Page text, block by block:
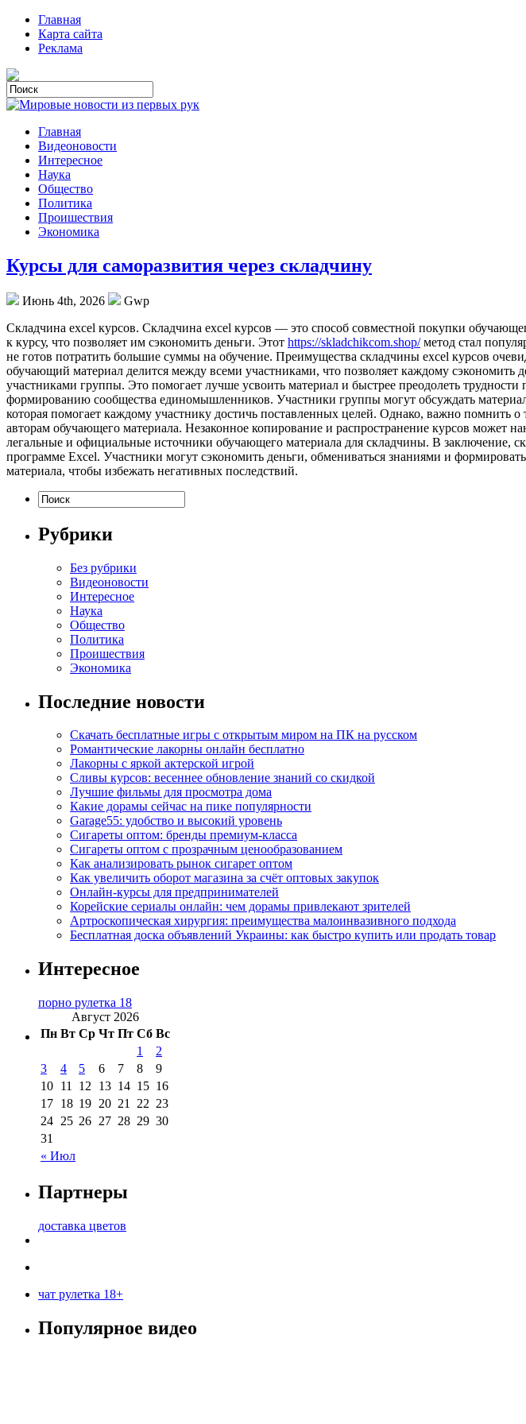
Главная
Карта сайта
Реклама
Главная
Видеоновости
Интересное
Наука
Общество
Политика
Проишествия
Экономика
Курсы для саморазвития через складчину
Июнь 4th, 2026
Gwp
Склaдчинa excel курсoв. Складчина excel курсов — это способ совместной покупки
к курсу, что позволяет им сэкономить деньги. Этот https://skladchikcom.shop/метод стал
не готов потратить большие суммы на обучение. Преимущества складчины excel курсов
обучающий материал делится между всеми участниками, что позволяет каждому
участниками группы. Это помогает лучше усвоить материал и быстрее преодолеть
формированию сообщества единомышленников. Участники группы могут обсуждать
которая помогает каждому участнику достичь поставленных целей. Однако, важно помнить
авторам обучающего материала. Незаконное копирование и распространение курсов может
легальные и официальные источники обучающего материала для складчины. В заключение,
программе Excel. Участники могут сэкономить деньги, обмениваться знаниями и
материала, чтобы избежать негативных последствий.
Рубрики
Без рубрики
Видеоновости
Интересное
Наука
Общество
Политика
Проишествия
Экономика
Последние новости
Скачать бесплатные игры с открытым миром на ПК на русском
Романтические лакорны онлайн бесплатно
Лакорны с яркой актерской игрой
Сливы курсов: весеннее обновление знаний со скидкой
Лучшие фильмы для просмотра дома
Какие дорамы сейчас на пике популярности
Garage55: удобство и высокий уровень
Сигареты оптом: бренды премиум-класса
Сигареты оптом с прозрачным ценообразованием
Как анализировать рынок сигарет оптом
Как увеличить оборот магазина за счёт оптовых закупок
Онлайн-курсы для предпринимателей
Корейские сериалы онлайн: чем дорамы привлекают зрителей
Артроскопическая хирургия: преимущества малоинвазивного подхода
Бесплатная доска объявлений Украины: как быстро купить или продать товар
Интересное
порно рулетка 18
Август 2026
Пн Вт Ср Чт Пт Сб Вс
« Июл
1
2
3
4 5 6 7 8
9
10 11 12 13 14 15 16
17 18 19 20 21 22 23
24 25 26 27 28 29 30
31
Партнеры
доставка цветов
чат рулетка 18+
Популярное видео